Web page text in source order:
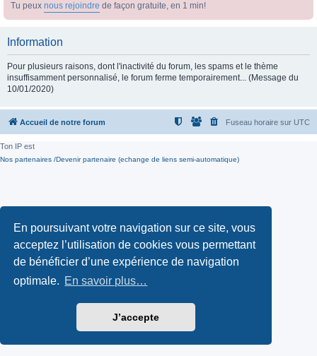
En poursuivant votre navigation sur ce site, vous
acceptez l’utilisation de cookies vous permettant
de bénéficier d’une expérience de navigation
optimale. En savoir plus…
J’accepte
Tu peux nous rejoindre de façon gratuite, en 1 min!
Information
Pour plusieurs raisons, dont l'inactivité du forum, les spams et le thème
insuffisamment personnalisé, le forum ferme temporairement... (Message du
10/01/2020)
Accueil de notre forum Fuseau horaire sur UTC
Ton IP est
Nos partenaires /Devenir partenaire (echange de liens semi-automatique)